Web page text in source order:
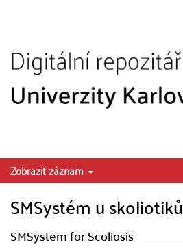
Zobrazit záznam
SMSystém u skoliotiků
SMSystem for Scoliosis